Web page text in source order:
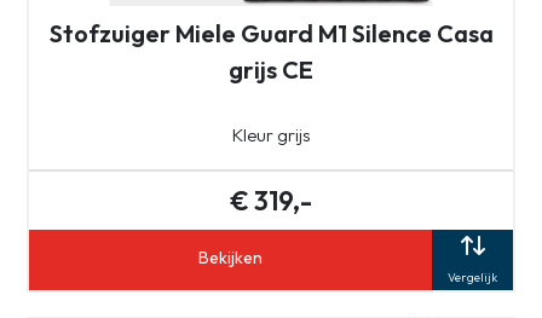
Stofzuiger Miele Guard M1 Silence Casa
grijs CE
Kleur grijs
€ 319,-
Bekijken
Vergelijk